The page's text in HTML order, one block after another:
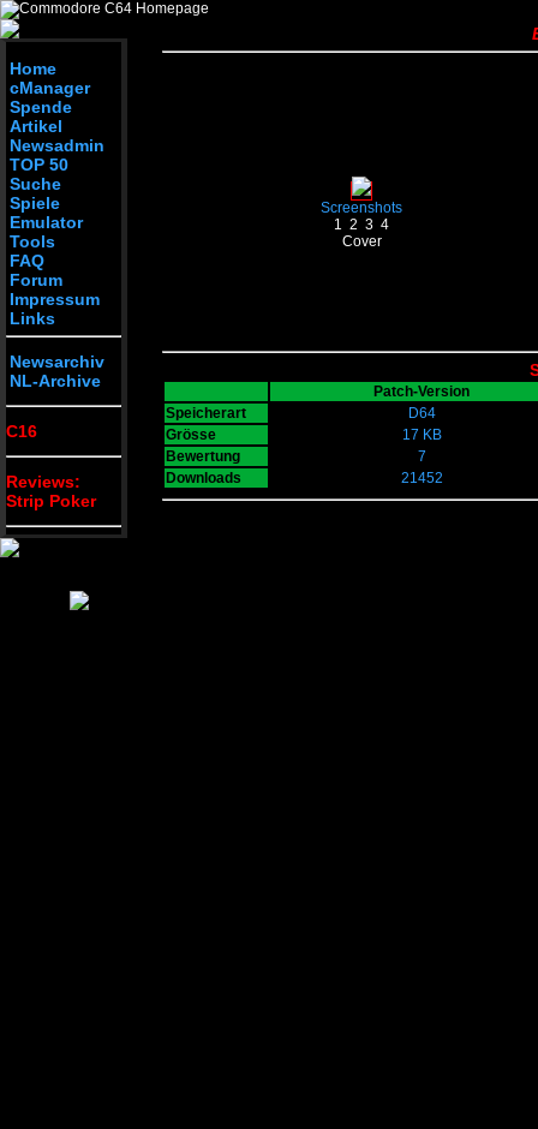
Home
cManager
Spende
Artikel
Newsadmin
TOP 50
Suche
Spiele
Emulator
Tools
FAQ
Forum
Impressum
Links
Newsarchiv
NL-Archive
C16
Reviews:
Strip Poker
Screenshots
1 2 3 4
Cover
Patch-Version
Speicherart
D64
Grösse
17 KB
Bewertung
7
Downloads
21452